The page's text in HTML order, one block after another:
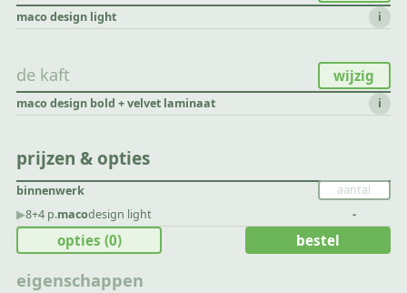
maco design light i
de kaft wijzig
maco design bold + velvet laminaat i
prijzen & opties
binnenwerk
▶︎8+4 p.macodesign light -
eigenschappen
opties (0) bestel